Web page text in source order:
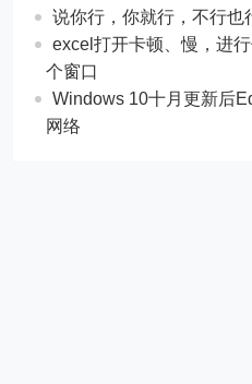
说你行，你就行，不行也
excel打开卡顿、慢，进
个窗口
Windows 10十月更新后
网络